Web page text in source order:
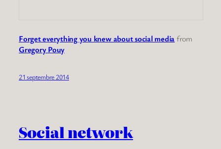
Forget everything you knew about social mediafrom
Gregory Pouy
21 septembre 2014
Social network